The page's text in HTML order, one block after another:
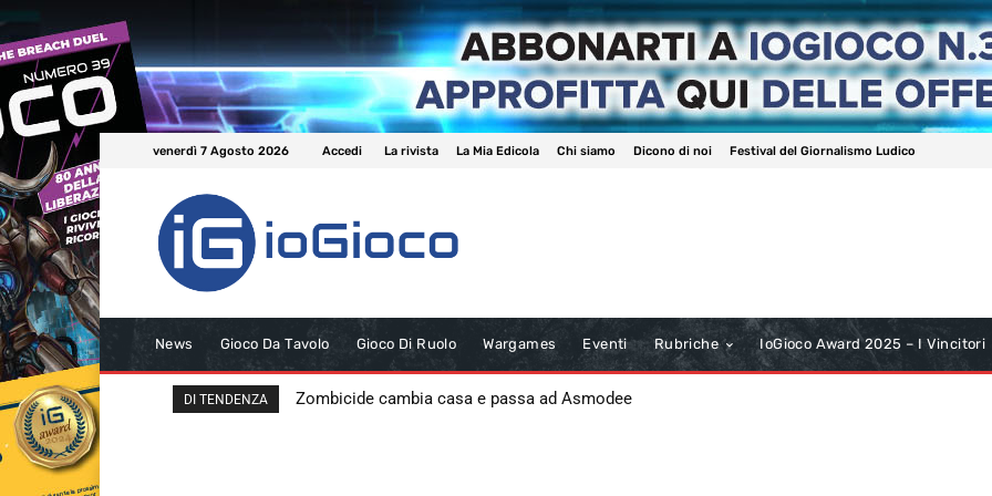
venerdì 7 Agosto 2026 Accedi La rivista La Mia Edicola Chi siamo Dicono di noi Festival del Giornalismo Ludico
News Gioco Da Tavolo Gioco Di Ruolo Wargames Eventi Rubriche IoGioco Award 2025 – I Vincitori
DI TENDENZA Zombicide cambia casa e passa ad Asmodee